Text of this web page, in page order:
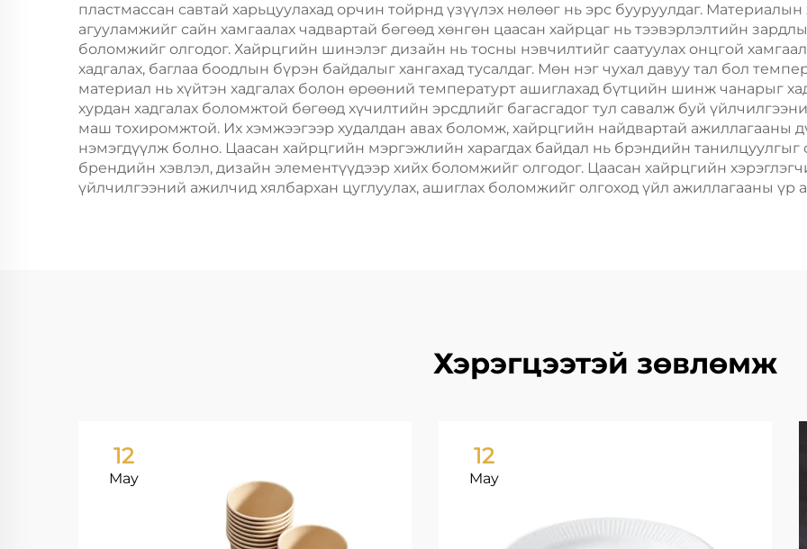
пластмассан савтай харьцуулахад орчин тойрнд үзүүлэх нөлөөг нь эрс бууруулдаг.
агууламжийг сайн хамгаалах чадвартай бөгөөд хөнгөн цаасан хайрцаг нь тээвэрлэлтийн
боломжийг олгодог. Хайрцгийн шинэлэг дизайн нь тосны нэвчилтийг саатуулах онцгой
хадгалах, баглаа боодлын бүрэн байдалыг хангахад тусалдаг. Мөн нэг чухал давуу тал бол
материал нь хүйтэн хадгалах болон өрөөний температурт ашиглахад бүтцийн шинж чанарыг
хурдан хадгалах боломжтой бөгөөд хүчилтийн эрсдлийг багасгадог тул савалж буй
маш тохиромжтой. Их хэмжээгээр худалдан авах боломж, хайрцгийн найдвартай ажиллагааны
нэмэгдүүлж болно. Цаасан хайрцгийн мэргэжлийн харагдах байдал нь брэндийн танилцуулгыг
брендийн хэвлэл, дизайн элементүүдээр хийх боломжийг олгодог. Цаасан хайрцгийн
үйлчилгээний ажилчид хялбархан цуглуулах, ашиглах боломжийг олгоход үйл ажиллагааны үр
Хэрэгцээтэй зөвлөмж
12
May
12
May